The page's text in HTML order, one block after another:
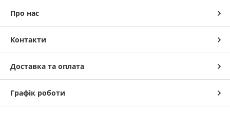
Про нас
Контакти
Доставка та оплата
Графік роботи